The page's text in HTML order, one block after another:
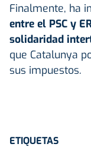
Finalmente, ha
entre el PSC y
solidaridad
que Catalunya
sus impuestos.
ETIQUETAS